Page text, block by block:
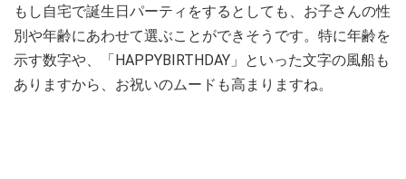
もし自宅で誕生日パーティをするとしても、お子さんの性
別や年齢にあわせて選ぶことができそうです。特に年齢を
示す数字や、「HAPPYBIRTHDAY」といった文字の風船も
ありますから、お祝いのムードも高まりますね。